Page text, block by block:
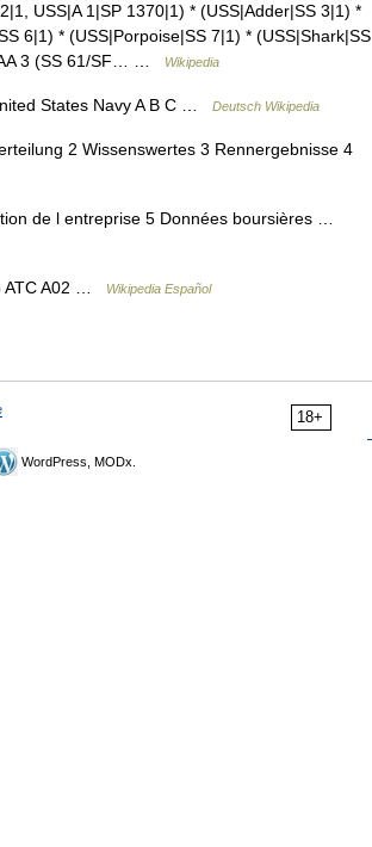
USS|A 1|SP 1370|1) * (USS|Adder|SS 3|1) *
6|1) * (USS|Porpoise|SS 7|1) * (USS|Shark|SS
AA 3 (SS 61/SF… …
Wikipedia
States Navy A B C … Deutsch Wikipedia
2 Wissenswertes 3 Rennergebnisse 4
de l entreprise 5 Données boursières …
ATC A02 … Wikipedia Español
18+
WordPress, MODx.